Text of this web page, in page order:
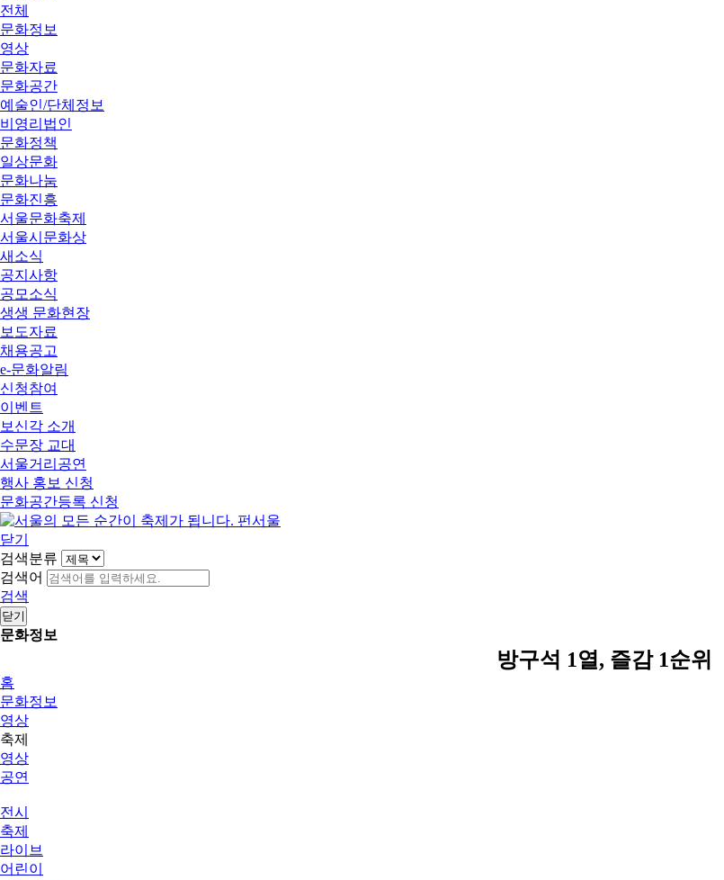
전체
문화정보
영상
문화자료
문화공간
예술인/단체정보
비영리법인
문화정책
일상문화
문화나눔
문화진흥
서울문화축제
서울시문화상
새소식
공지사항
공모소식
생생 문화현장
보도자료
채용공고
e-문화알림
신청참여
이벤트
보신각 소개
수문장 교대
서울거리공연
행사 홍보 신청
문화공간등록 신청
닫기
검색분류
검색어
검색
닫기
문화정보
방구석 1열, 즐감 1순위
홈
문화정보
영상
축제
영상
공연
전시
축제
라이브
어린이